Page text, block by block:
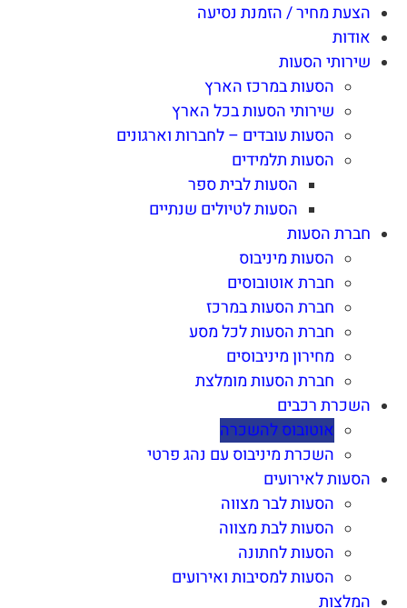
הצעת מחיר / הזמנת נסיעה
אודות
שירותי הסעות
הסעות במרכז הארץ
שירותי הסעות בכל הארץ
הסעות עובדים – לחברות וארגונים
הסעות תלמידים
הסעות לבית ספר
הסעות לטיולים שנתיים
חברת הסעות
הסעות מיניבוס
חברת אוטובוסים
חברת הסעות במרכז
חברת הסעות לכל מסע
מחירון מיניבוסים
חברת הסעות מומלצת
השכרת רכבים
אוטובוס להשכרה
השכרת מיניבוס עם נהג פרטי
הסעות לאירועים
הסעות לבר מצווה
הסעות לבת מצווה
הסעות לחתונה
הסעות למסיבות ואירועים
המלצות